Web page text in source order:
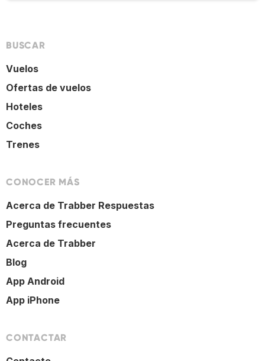
BUSCAR
Vuelos
Ofertas de vuelos
Hoteles
Coches
Trenes
CONOCER MÁS
Acerca de Trabber Respuestas
Preguntas frecuentes
Acerca de Trabber
Blog
App Android
App iPhone
CONTACTAR